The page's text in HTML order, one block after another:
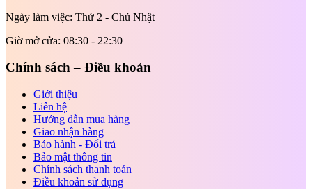
Ngày làm việc: Thứ 2 - Chủ Nhật
Giờ mở cửa: 08:30 - 22:30
Chính sách – Điều khoản
Giới thiệu
Liên hệ
Hướng dẫn mua hàng
Giao nhận hàng
Bảo hành - Đổi trả
Bảo mật thông tin
Chính sách thanh toán
Điều khoản sử dụng